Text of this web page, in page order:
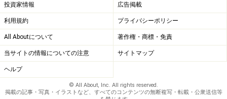
投資家情報 広告掲載
利用規約 プライバシーポリシー
All Aboutについて 著作権・商標・免責
当サイトの情報についての注意 サイトマップ
ヘルプ
© All About, Inc. All rights reserved.
掲載の記事・写真・イラストなど、すべてのコンテンツの無断複写・転載・公衆送信等